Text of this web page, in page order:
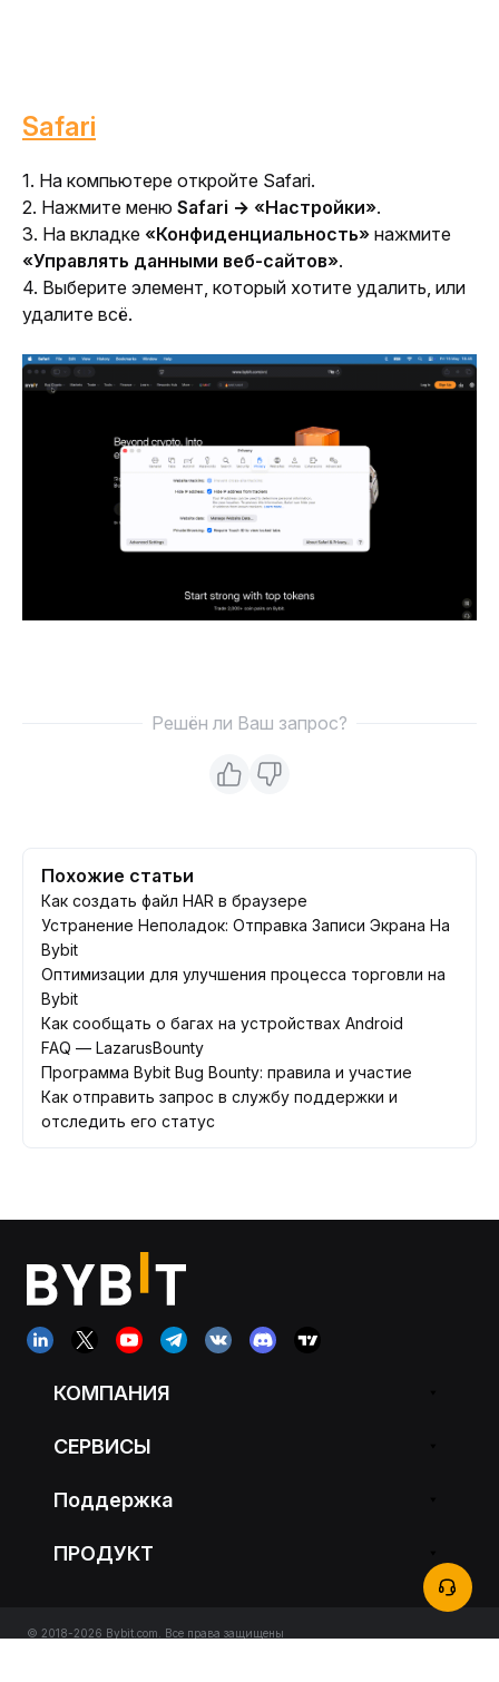
Safari
1. На компьютере откройте Safari.
2. Нажмите меню Safari → «Настройки».
3. На вкладке «Конфиденциальность»
«Управлять данными веб-сайтов».
4. Выберите элемент, который хотите удалить, или
удалите всё.
Решён ли Ваш запрос?
Похожие статьи
Как создать файл HAR в браузере
Устранение Неполадок: Отправка Записи Экрана На
Bybit
Оптимизации для улучшения процесса торговли на
Bybit
Как сообщать о багах на устройствах Android
FAQ — LazarusBounty
Программа Bybit Bug Bounty: правила и участие
Как отправить запрос в службу поддержки и
отследить его статус
КОМПАНИЯ
СЕРВИСЫ
Поддержка
ПРОДУКТ
© 2018-2026 Bybit.com. Все права защищены